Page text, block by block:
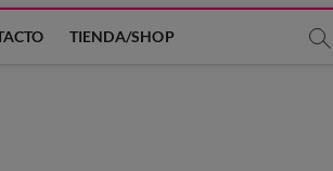
TIENDA/SHOP